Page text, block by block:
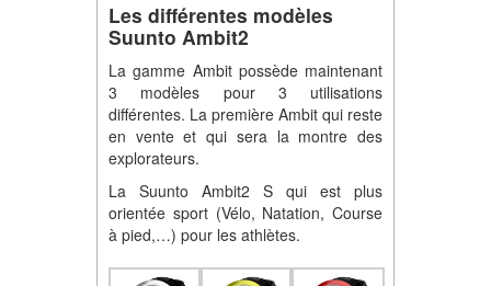
Les différentes modèles
Suunto Ambit2
La gamme Ambit possède maintenant
3 modèles pour 3 utilisations
différentes. La première Ambit qui reste
en vente et qui sera la montre des
explorateurs.
La Suunto Ambit2 S qui est plus
orientée sport (Vélo, Natation, Course
à pied,…) pour les athlètes.